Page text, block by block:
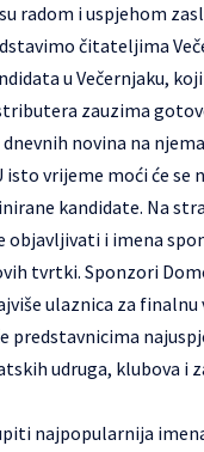
radom i uspjehom
čitateljima
u Večernjaku,
zauzima
novina na
isto vrijeme moći će se
kandidate. Na
objavljivati i imena
tvrtki. Sponzori
ulaznica za finalnu
predstavnicima
udruga, klubova i
najpopularnija